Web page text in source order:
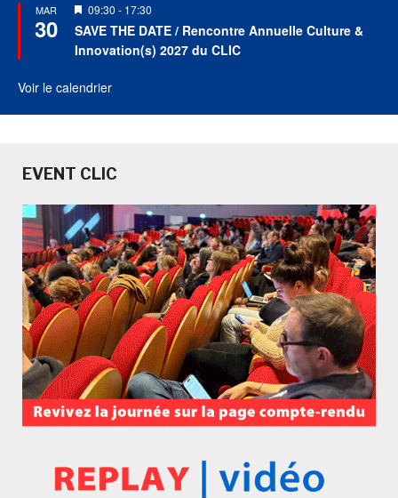
MAR
30
Mis
en
avant
09:30 - 17:30
SAVE THE DATE / Rencontre Annuelle Culture &
Innovation(s) 2027 du CLIC
Voir le calendrier
EVENT CLIC